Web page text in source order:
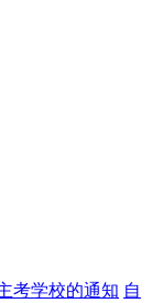
考学校的通知 自